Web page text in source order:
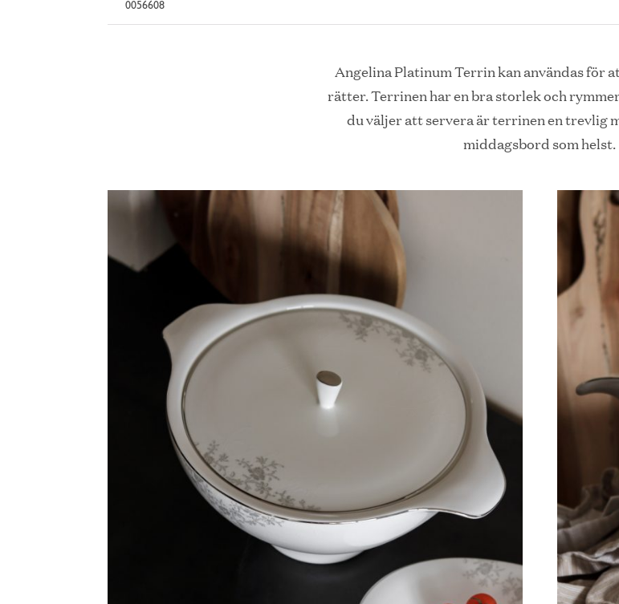
0056608
Angelina Platinum Terrin kan användas för
rätter. Terrinen har en bra storlek och
du väljer att servera är terrinen en trevlig
middagsbord som helst.